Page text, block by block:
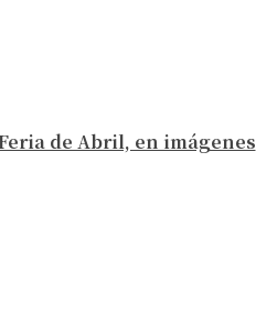
de Abril, en imágenes